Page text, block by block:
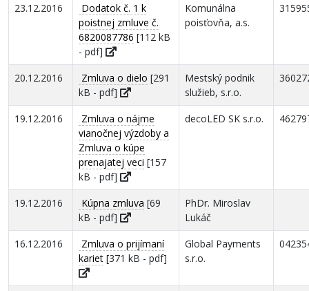
23.12.2016
Dodatok č. 1 k
poistnej zmluve č.
6820087786 [112 kB
- pdf]
Komunálna
poisťovňa, a.s.
20.12.2016 Zmluva o dielo [291
kB - pdf]
Mestský podnik
služieb, s.r.o.
19.12.2016
Zmluva o nájme
vianočnej výzdoby a
Zmluva o kúpe
prenajatej veci [157
kB - pdf]
decoLED SK s.r.o.
19.12.2016 Kúpna zmluva [69
kB - pdf]
PhDr. Miroslav
Lukáč
16.12.2016
Zmluva o prijímaní
kariet [371 kB - pdf]
Global Payments
s.r.o.